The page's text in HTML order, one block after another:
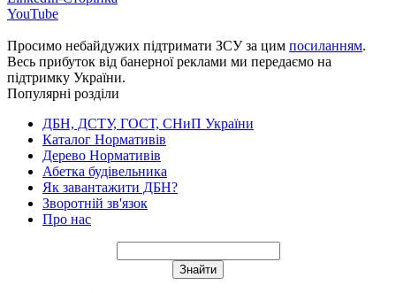
YouTube
Просимо небайдужих підтримати ЗСУ за цим посиланням.
Весь прибуток від банерної реклами ми передаємо на
підтримку України.
Популярні розділи
ДБН, ДСТУ, ГОСТ, СНиП України
Каталог Нормативів
Дерево Нормативів
Абетка будівельника
Як завантажити ДБН?
Зворотній зв'язок
Про нас